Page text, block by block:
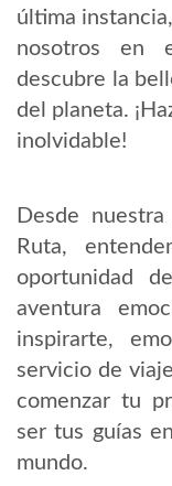
última
nosotros en
descubre la
del planeta.
inolvidable!
Desde
Ruta,
oportunidad
aventura
inspirarte,
servicio de
comenzar tu
ser tus guías
mundo.